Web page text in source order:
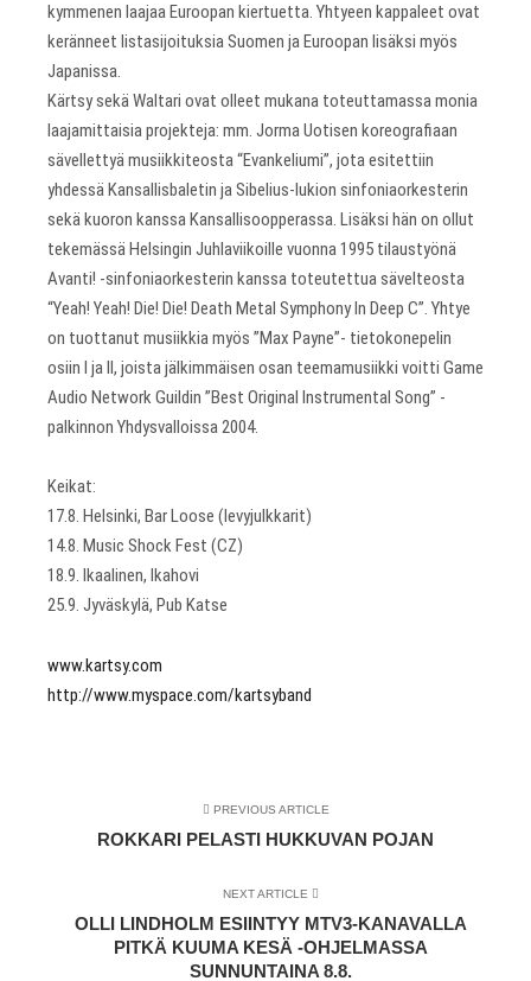
kymmenen laajaa Euroopan kiertuetta. Yhtyeen kappaleet ovat
keränneet listasijoituksia Suomen ja Euroopan lisäksi myös
Japanissa.
Kärtsy sekä Waltari ovat olleet mukana toteuttamassa monia
laajamittaisia projekteja: mm. Jorma Uotisen koreografiaan
sävellettyä musiikkiteosta “Evankeliumi”, jota esitettiin
yhdessä Kansallisbaletin ja Sibelius-lukion sinfoniaorkesterin
sekä kuoron kanssa Kansallisoopperassa. Lisäksi hän on ollut
tekemässä Helsingin Juhlaviikoille vuonna 1995 tilaustyönä
Avanti! -sinfoniaorkesterin kanssa toteutettua sävelteosta
“Yeah! Yeah! Die! Die! Death Metal Symphony In Deep C”. Yhtye
on tuottanut musiikkia myös ”Max Payne”- tietokonepelin
osiin I ja II, joista jälkimmäisen osan teemamusiikki voitti Game
Audio Network Guildin ”Best Original Instrumental Song” -
palkinnon Yhdysvalloissa 2004.
Keikat:
17.8. Helsinki, Bar Loose (levyjulkkarit)
14.8. Music Shock Fest (CZ)
18.9. Ikaalinen, Ikahovi
25.9. Jyväskylä, Pub Katse
www.kartsy.com
http://www.myspace.com/kartsyband
PREVIOUS ARTICLE
ROKKARI PELASTI HUKKUVAN POJAN
NEXT ARTICLE
OLLI LINDHOLM ESIINTYY MTV3-KANAVALLA
PITKÄ KUUMA KESÄ -OHJELMASSA
SUNNUNTAINA 8.8.